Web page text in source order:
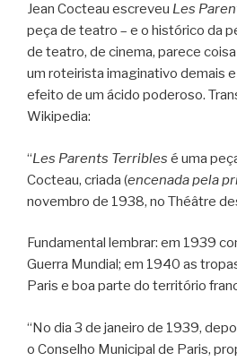
Jean Cocteau escreveu Les
peça de teatro – e o histórico da
de teatro, de cinema, parece
um roteirista imaginativo demais
efeito de um ácido poderoso.
Wikipedia:
“Les Parents Terribles é uma
Cocteau, criada (encenada pela
novembro de 1938, no Théâtre
Fundamental lembrar: em 1939
Guerra Mundial; em 1940 as
Paris e boa parte do território
“No dia 3 de janeiro de 1939,
o Conselho Municipal de Paris,